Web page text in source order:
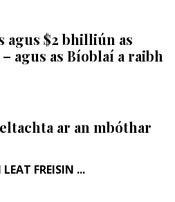
$2 bhilliún as
agus as Bíoblaí a raibh
ar an mbóthar
FREISIN ...